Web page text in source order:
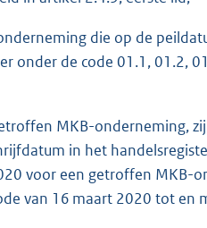
die op de
onder de code 01.1, 01.2,
MKB-onderneming,
in het
voor een getroffen MKB-
van 16 maart 2020 tot en